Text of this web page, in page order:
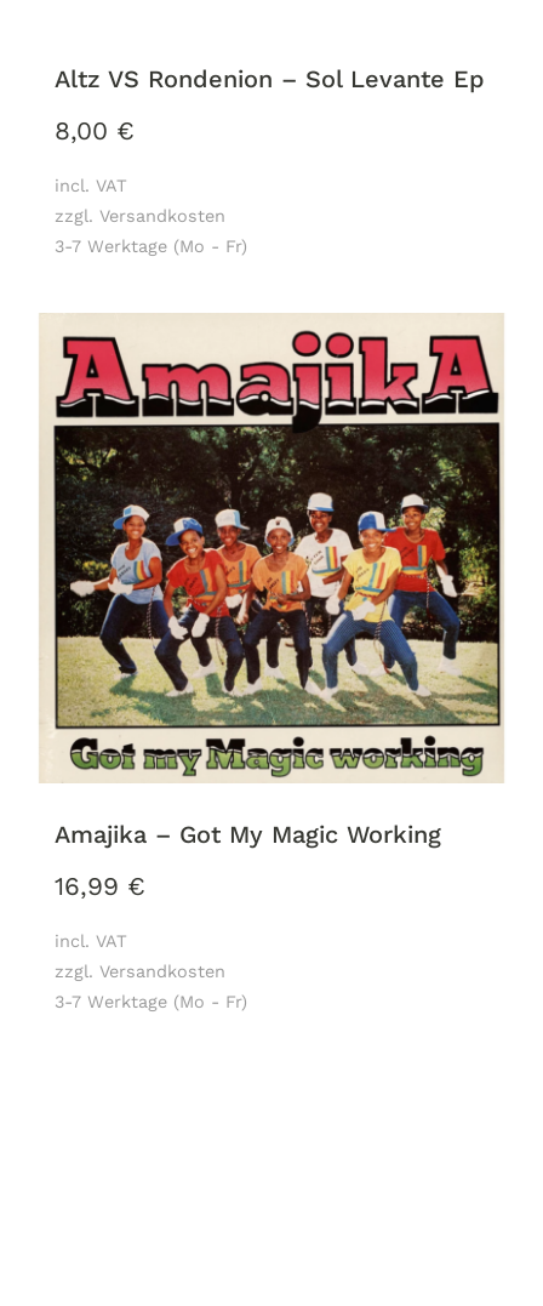
Altz VS Rondenion ‎– Sol Levante Ep
8,00 €
incl. VAT
zzgl. Versandkosten
3-7 Werktage (Mo - Fr)
Amajika – Got My Magic Working
16,99 €
incl. VAT
zzgl. Versandkosten
3-7 Werktage (Mo - Fr)